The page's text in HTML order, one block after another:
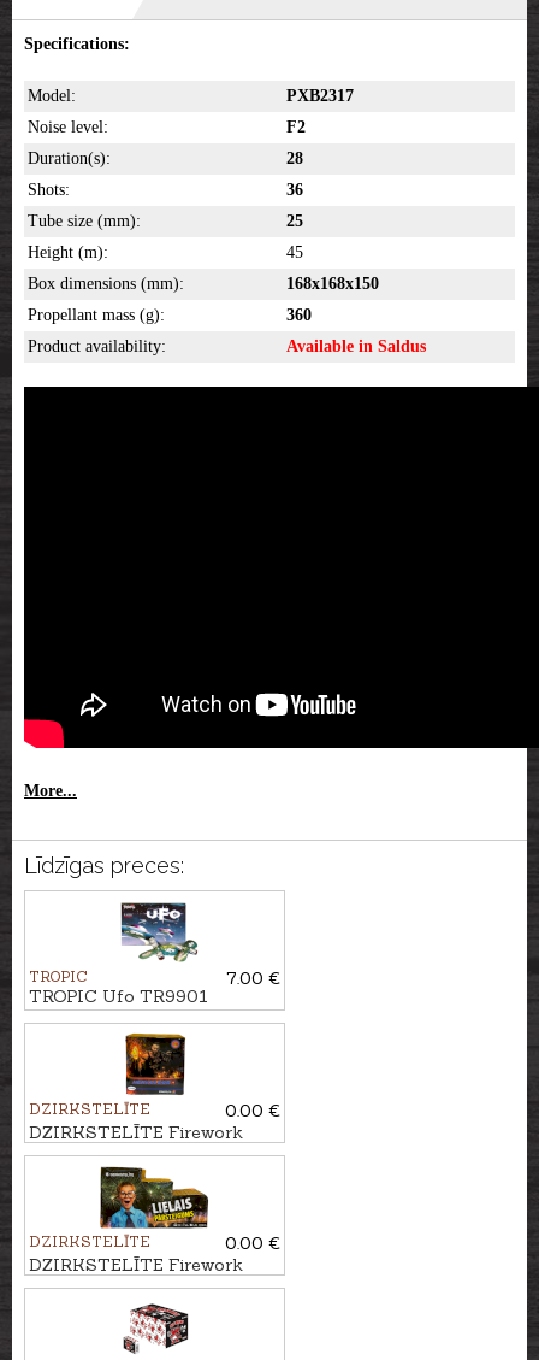
Specifications:
Model:
PXB2317
Noise level:
F2
Duration(s):
28
Shots:
36
Tube size (mm):
25
Height (m):
45
Box dimensions (mm):
168x168x150
Propellant mass (g):
360
Product availability:
Available in Saldus
More...
Līdzīgas preces:
TROPIC
7.00 €
TROPIC Ufo TR9901
DZIRKSTELĪTE
0.00 €
DZIRKSTELĪTE Firework
HERKULESS, 30 - shots
DZIRKSTELĪTE
0.00 €
DZIRKSTELĪTE Firework
LIELAIS PĀRSTEIGUMS,